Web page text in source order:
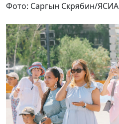
Фото: Саргын Скрябин/ЯСИА